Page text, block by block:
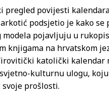
pregled povijesti
podsjetio je kako se
modela pojavljuju u
knjigama na hrvatskom
katolički kalendar
kulturnu ulogu,
prošlosti.